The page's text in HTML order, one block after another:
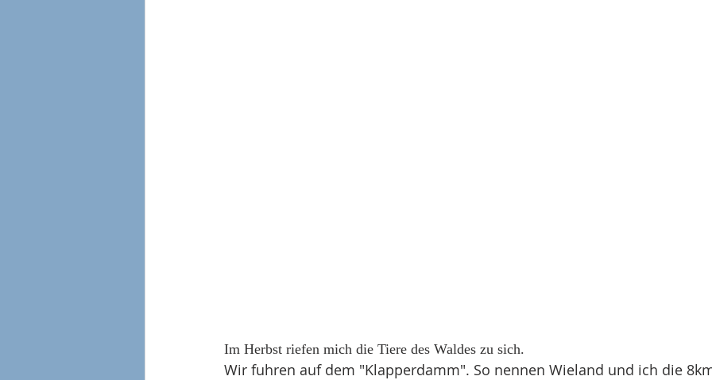
Im Herbst riefen mich die Tiere des Waldes zu sich.
Wir fuhren auf dem "Klapperdamm". So nennen Wieland und ich die